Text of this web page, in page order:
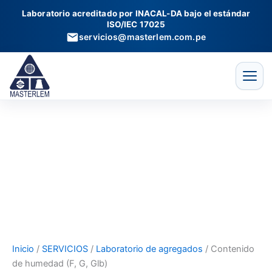
Laboratorio acreditado por INACAL-DA bajo el estándar
ISO/IEC 17025
servicios@masterlem.com.pe
Inicio / SERVICIOS / Laboratorio de agregados / Contenido
de humedad (F, G, Glb)
G,
Glb)
cantidad